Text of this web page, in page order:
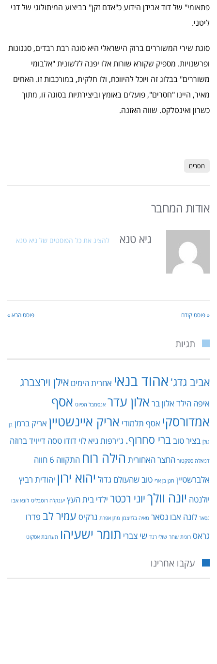
פתאומי" של דוד אבידן הידוע כ"אדם זקן" בביצוע המיתולוגי של דני
ליטני.
סוגת שירי המשוררים ברוק הישראלי היא סוגה רבת רבדים, סגנונות
ופרשנויות. מספיק שקורא שורות אלו יפנה ללשונית "אלבומי
משוררים" בבלוג זה ויוכל להיווכח, ולו חלקית, במורכבות זו. האחים
מאיר, היינו "חסרים", פועלים באומץ וביצירתיות בסוגה זו, מתוך
כשרון ואינטלקט. שווה האזנה.
חסרים
אודות המחבר
גיא טנא להציג את כל הפוסטים של גיא טנא
« פוסט קודם פוסט הבא »
תגיות
אביב גדג' אהוד בנאי אחרית הימים אילן וירצברג
איפה הילד אלון בר אלון עדר אנסמבל הפיוט אסף
אמדורסקי אסף תלמודי אריק איינשטיין אריק ברמן בן
גולן בציר טובברי סחרוף. ג'ירפות גיא לוי דודו טסה דייויד ברוזה
דניאלה ספקטור החצר האחורית הילה רוח התקווה 6
חווה
אלברשטיין חנן בן ארי טוב שהעולם גדול יהוא ירון יהודית רביץ
יולנטה יונה וולךיוני רכטר ילדי בית העץ יענקלה רוטבליט לונא אבו
נסאר לונה אבו נסאר מאיה בלזיצמן מתן אפרת נרקיס עמיר לב פדרו
גראס רונית שחר שולי רנד שי צברי תומר ישעיהו תערובת אסקוט
עקבו אחרינו